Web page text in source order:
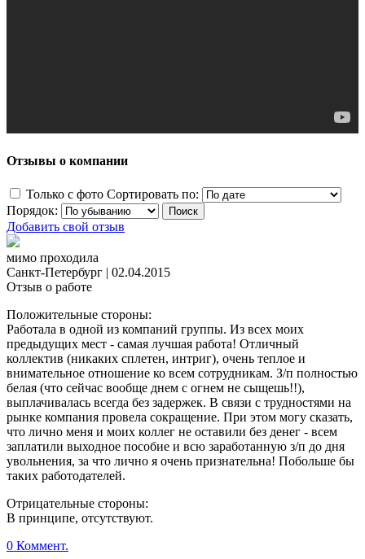
Отзывы о компании
Только с фото Сортировать по:
Порядок:
Добавить свой отзыв
мимо проходила
Санкт-Петербург | 02.04.2015
Отзыв о работе
Положительные стороны:
Работала в одной из компаний группы. Из всех моих
предыдущих мест - самая лучшая работа! Отличный
коллектив (никаких сплетен, интриг), очень теплое и
внимательное отношение ко всем сотрудникам. З/п полностью
белая (что сейчас вообще днем с огнем не сыщешь!!),
выплачивалась всегда без задержек. В связи с трудностями на
рынке компания провела сокращение. При этом могу сказать,
что лично меня и моих коллег не оставили без денег - всем
заплатили выходное пособие и всю заработанную з/п до дня
увольнения, за что лично я очень признательна! Побольше бы
таких работодателей.
Отрицательные стороны:
В принципе, отсутствуют.
0 Коммент.